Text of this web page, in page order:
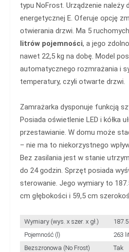
typu NoFrost. Urządzenie należy
energetycznej E. Oferuje opcję
otwierania drzwi. Ma 5
litrów pojemności, a jego
nawet 22,5 kg na dobę. Model
automatycznego rozmrażania i
temperatury, czyli otwarte drzwi.
Zamrażarka dysponuje funkcją
Posiada oświetlenie LED i kółka
przestawianie. W domu może
– nie ma to niekorzystnego
Bez zasilania jest w stanie
do 24 godzin. Sprzęt posiada
sterowanie. Jego wymiary to
cm głębokości i 59,5 cm
Wymiary (wys. x szer. x gł.)
Pojemność (l)
263
Bezszronowa (No Frost)
Tak